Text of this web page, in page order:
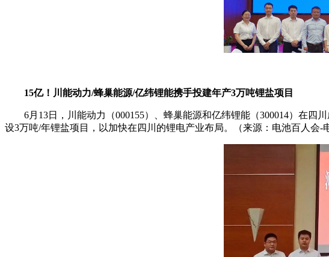
15亿！川能动力/蜂巢能源/亿纬锂能携手投建年产3万吨锂盐项目
6月13日，川能动力（000155）、蜂巢能源和亿纬锂能（300014）在
设3万吨/年锂盐项目，以加快在四川的锂电产业布局。（来源：电池百人会-